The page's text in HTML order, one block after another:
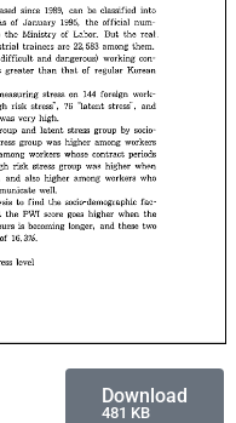
Download
481 KB